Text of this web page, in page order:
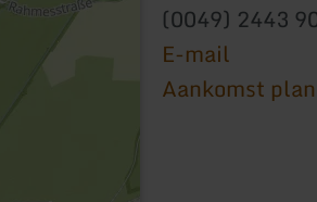
(0049) 2443
E-mail
Aankomst